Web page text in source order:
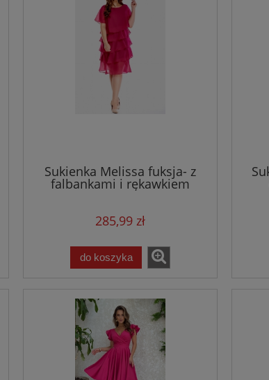
Sukienka Melissa fuksja- z
falbankami i rękawkiem
285,99 zł
do koszyka